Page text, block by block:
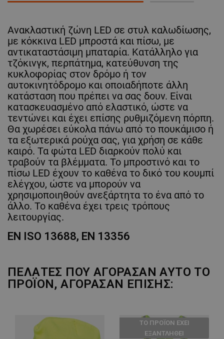
Ανακλαστική ζώνη LED σε στυλ καλωδίωσης,
με κόκκινα LED μπροστά και πίσω, με
αντικαταστάσιμη μπαταρία. Κατάλληλο για
τζόκινγκ, περπάτημα, κατεύθυνση της
κυκλοφορίας στον δρόμο ή τον
αυτοκινητόδρομο και οποιαδήποτε άλλη
κατάσταση που πρέπει να σας δουν. Είναι
κατασκευασμένο από ελαστικό, ώστε να
τεντώνει και έχει επίσης ρυθμιζόμενη πόρπη.
Θα χωρέσει εύκολα πάνω από το πουκάμισο ή
τα εξωτερικά ρούχα σας, για χρήση σε κάθε
καιρό. Τα φώτα LED διαρκούν πολύ και
τραβούν τα βλέμματα. Το μπροστινό και το
πίσω LED έχουν το καθένα το δικό του κουμπί
ελέγχου, ώστε να μπορούν να
χρησιμοποιηθούν ανεξάρτητα το ένα από το
άλλο. Το καθένα έχει τρεις τρόπους
λειτουργίας.
EN ISO 13688, EN 13356
ΠΕΛΆΤΕΣ ΠΟΥ ΑΓΌΡΑΣΑΝ ΑΥΤΌ ΤΟ
ΠΡΟΪΌΝ, ΑΓΌΡΑΣΑΝ ΕΠΊΣΗΣ:
ТΟ ΠΡΟΪΌΝ ΈΧΕΙ
ΕΞΑΝΤΛΗΘΕΊ